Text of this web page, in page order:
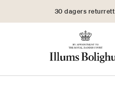
30 dagers returrett